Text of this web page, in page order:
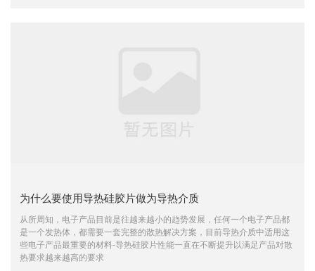
为什么要使用导热硅胶片做为导热介质
从所周知，电子产品目前是往越来越小的趋势发展，任何一个电子产品都
是一个发热体，都需要一套完整的散热解决方案，目前导热介质中适用这
些电子产品最重要的材料-导热硅胶片性能一直在不断提升以满足产品对散
热要求越来越高的要求